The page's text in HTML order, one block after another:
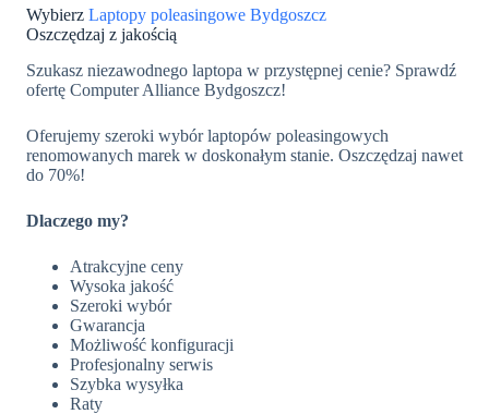
Wybierz Laptopy poleasingowe Bydgoszcz
Oszczędzaj z jakością
Szukasz niezawodnego laptopa w przystępnej cenie? Sprawdź
ofertę Computer Alliance Bydgoszcz!
Oferujemy szeroki wybór laptopów poleasingowych
renomowanych marek w doskonałym stanie. Oszczędzaj nawet
do 70%!
Dlaczego my?
Atrakcyjne ceny
Wysoka jakość
Szeroki wybór
Gwarancja
Możliwość konfiguracji
Profesjonalny serwis
Szybka wysyłka
Raty